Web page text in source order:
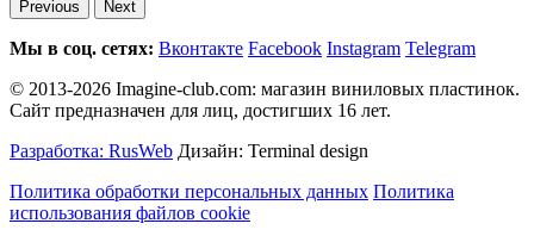
Previous
Next
Мы в соц. сетях: Вконтакте Facebook Instagram Telegram
© 2013-2026 Imagine-club.com: магазин виниловых пластинок.
Сайт предназначен для лиц, достигших 16 лет.
Разработка: RusWeb Дизайн: Terminal design
Политика обработки персональных данных Политика
использования файлов cookie